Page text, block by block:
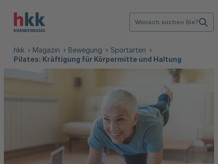
Wonach suchen Sie?
hkk Magazin Bewegung
Sportarten
Pilates: Kräftigung für Körpermitte und Haltung